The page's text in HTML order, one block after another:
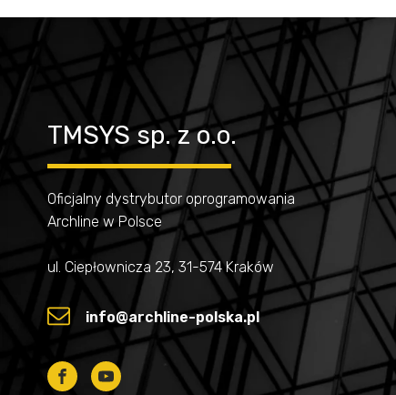
TMSYS sp. z o.o.
Oficjalny dystrybutor oprogramowania
Archline w Polsce
ul. Ciepłownicza 23, 31-574 Kraków
info@archline-polska.pl